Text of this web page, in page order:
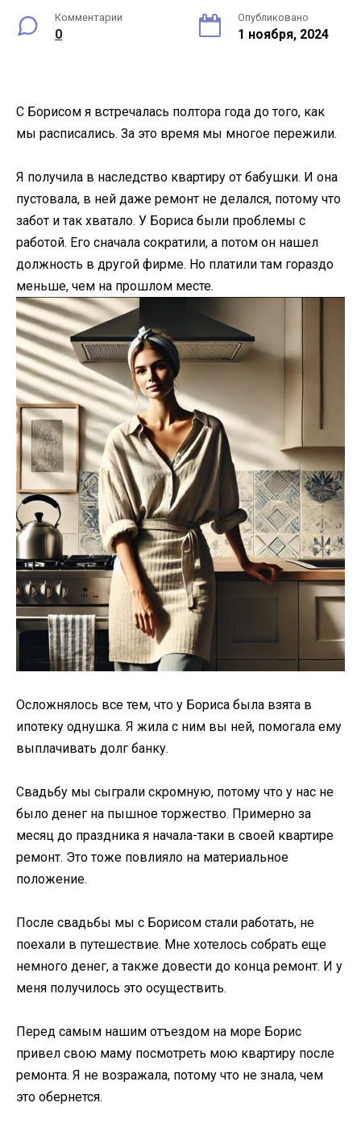
Комментарии
0
Опубликовано
1 ноября, 2024
С Борисом я встречалась полтора года до того, как
мы расписались. За это время мы многое пережили.
Я получила в наследство квартиру от бабушки. И она
пустовала, в ней даже ремонт не делался, потому что
забот и так хватало. У Бориса были проблемы с
работой. Его сначала сократили, а потом он нашел
должность в другой фирме. Но платили там гораздо
меньше, чем на прошлом месте.
Осложнялось все тем, что у Бориса была взята в
ипотеку однушка. Я жила с ним вы ней, помогала ему
выплачивать долг банку.
Свадьбу мы сыграли скромную, потому что у нас не
было денег на пышное торжество. Примерно за
месяц до праздника я начала-таки в своей квартире
ремонт. Это тоже повлияло на материальное
положение.
После свадьбы мы с Борисом стали работать, не
поехали в путешествие. Мне хотелось собрать еще
немного денег, а также довести до конца ремонт. И у
меня получилось это осуществить.
Перед самым нашим отъездом на море Борис
привел свою маму посмотреть мою квартиру после
ремонта. Я не возражала, потому что не знала, чем
это обернется.